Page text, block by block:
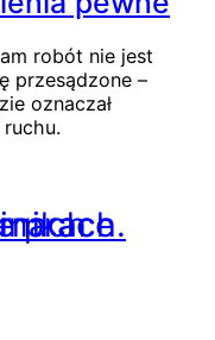
robót nie jest
przesądzone –
oznaczał